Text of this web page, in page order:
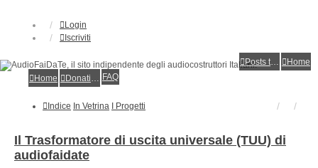
Login
Iscriviti
Posts toplist
Home
Home
Donations FAQ
Indice In Vetrina I Progetti
Il Trasformatore di uscita universale (TUU) di
audiofaidate